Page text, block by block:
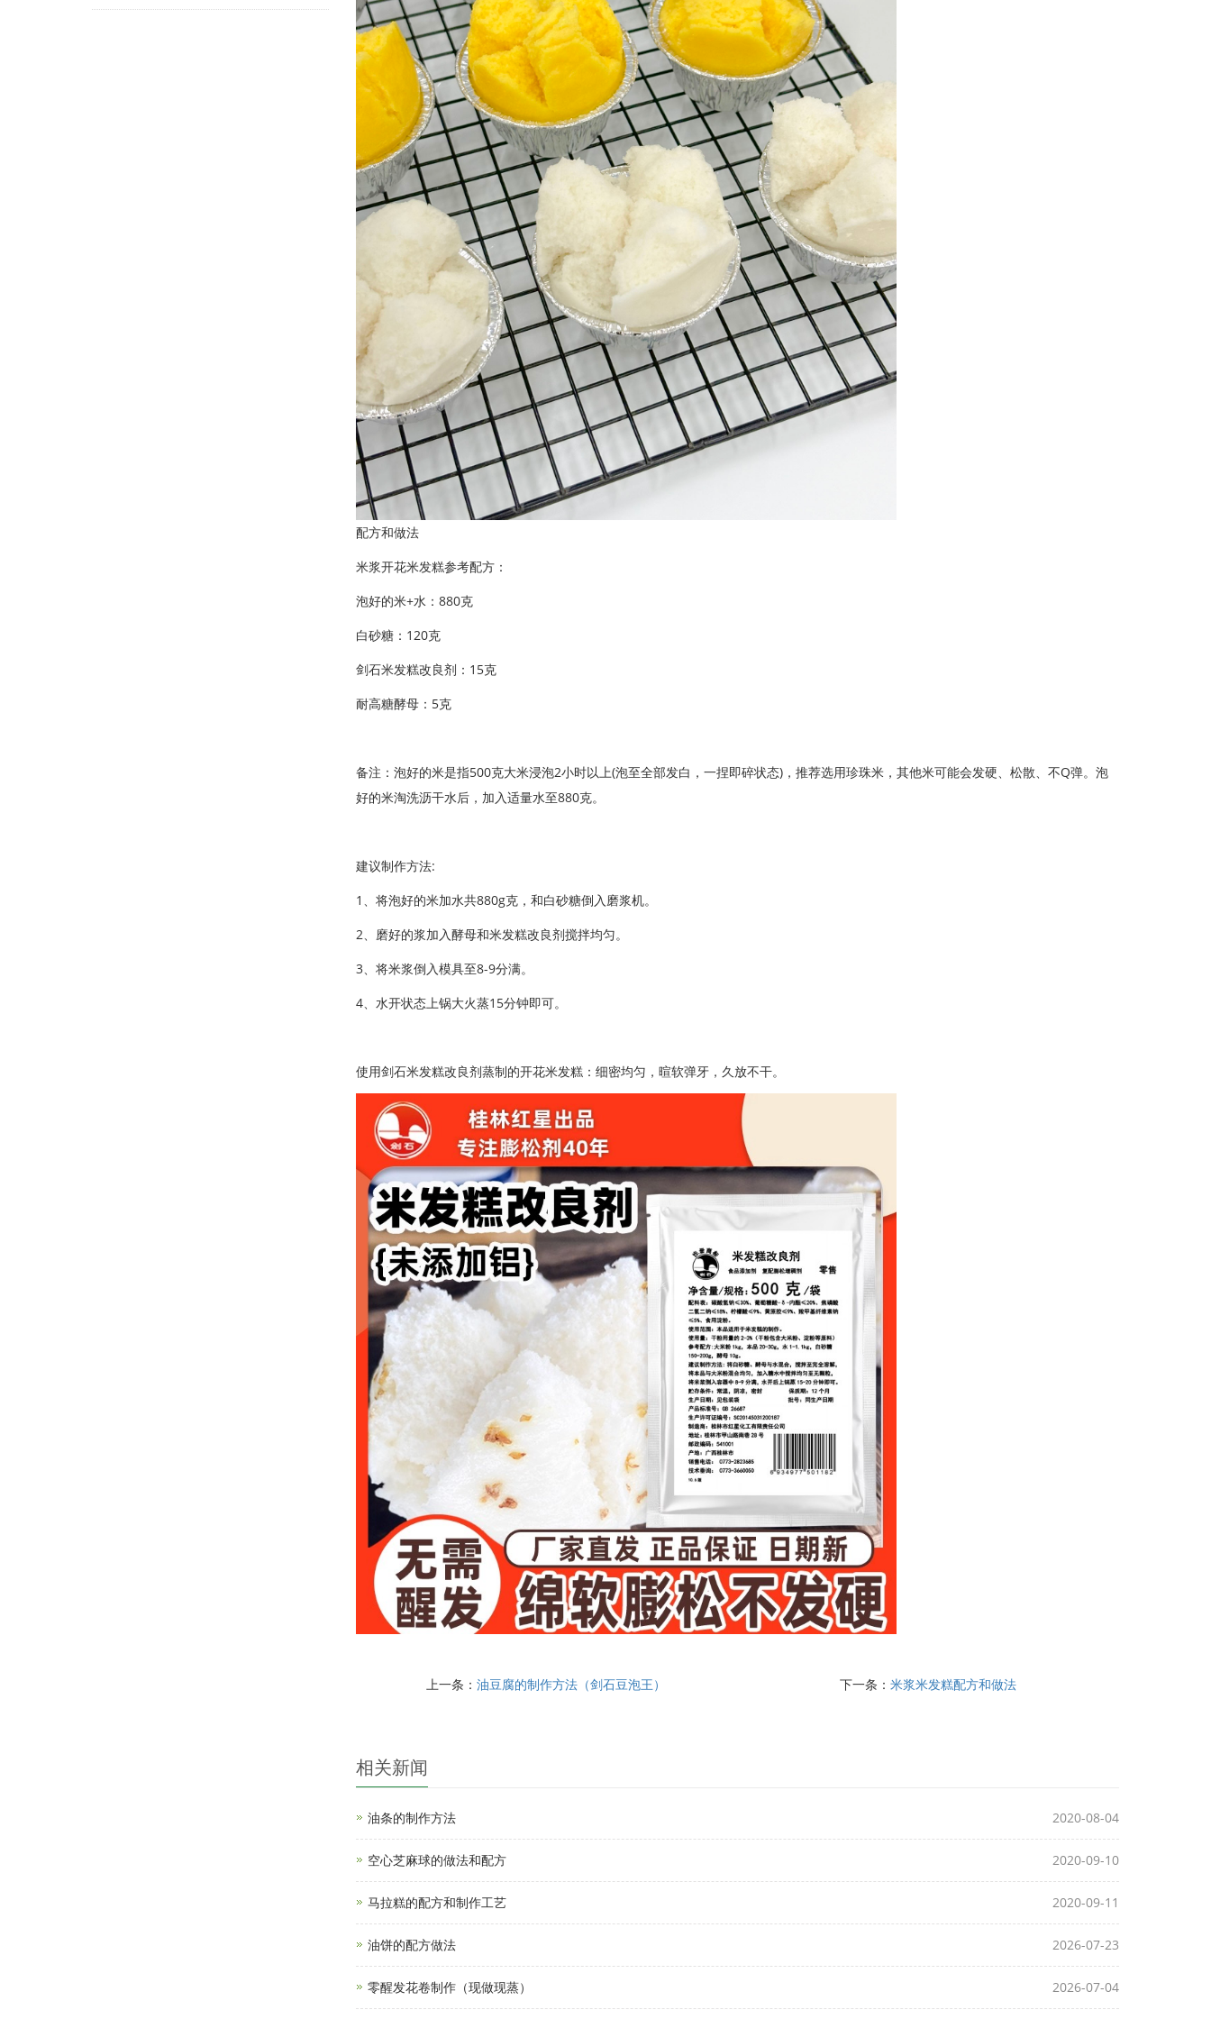
配方和做法
米浆开花米发糕参考配方：
泡好的米+水：880克
白砂糖：120克
剑石米发糕改良剂：15克
耐高糖酵母：5克
备注：泡好的米是指500克大米浸泡2小时以上(泡至全部发白，一捏即碎状态)，推荐选用珍珠米，其他米可能会发硬、松散、不Q弹。泡
好的米淘洗沥干水后，加入适量水至880克。
建议制作方法:
1、将泡好的米加水共880g克，和白砂糖倒入磨浆机。
2、磨好的浆加入酵母和米发糕改良剂搅拌均匀。
3、将米浆倒入模具至8-9分满。
4、水开状态上锅大火蒸15分钟即可。
使用剑石米发糕改良剂蒸制的开花米发糕：细密均匀，暄软弹牙，久放不干。
上一条：油豆腐的制作方法（剑石豆泡王） 下一条：米浆米发糕配方和做法
相关新闻
油条的制作方法 2020-08-04
空心芝麻球的做法和配方 2020-09-10
马拉糕的配方和制作工艺 2020-09-11
油饼的配方做法 2026-07-23
零醒发花卷制作（现做现蒸） 2026-07-04